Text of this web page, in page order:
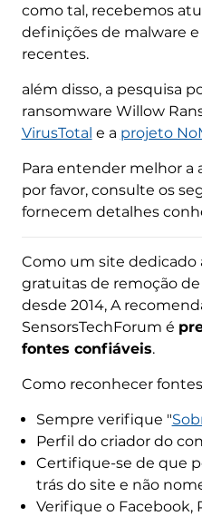
como tal, recebemos
definições de malware
recentes.
além disso, a pesquisa
ransomware Willow
VirusTotal e a projeto
Para entender melhor a
por favor, consulte os
fornecem detalhes
Como um site dedicado
gratuitas de remoção
desde 2014, A
SensorsTechForum é
fontes confiáveis.
Como reconhecer
Sempre verifique "
Perfil do criador do
Certifique-se de que
trás do site e não
Verifique o Facebook,